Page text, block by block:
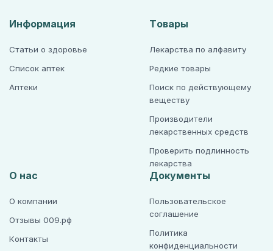
Информация
Статьи о здоровье
Список аптек
Аптеки
Товары
Лекарства по алфавиту
Редкие товары
Поиск по действующему
веществу
Производители
лекарственных средств
Проверить подлинность
лекарства
О нас
О компании
Отзывы 009.рф
Контакты
Документы
Пользовательское
соглашение
Политика
конфиденциальности